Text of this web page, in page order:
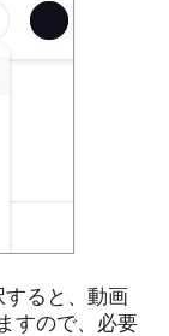
すると、動画
すので、必要